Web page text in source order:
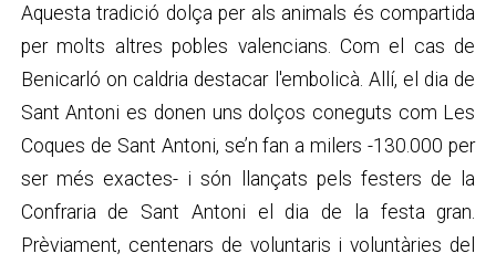
Aquesta tradició dolça per als animals és compartida
per molts altres pobles valencians. Com el cas de
Benicarló on caldria destacar l'embolicà. Allí, el dia de
Sant Antoni es donen uns dolços coneguts com Les
Coques de Sant Antoni, se’n fan a milers -130.000 per
ser més exactes- i són llançats pels festers de la
Confraria de Sant Antoni el dia de la festa gran.
Prèviament, centenars de voluntaris i voluntàries del